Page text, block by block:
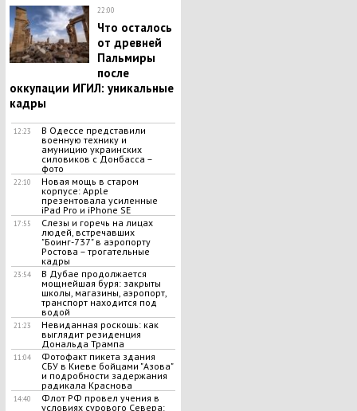
22:00
Что осталось
от древней
Пальмиры
после
оккупации ИГИЛ: уникальные
кадры
12:23
В Одессе представили
военную технику и
амуницию украинских
силовиков с Донбасса –
фото
22:10
Новая мощь в старом
корпусе: Apple
презентовала усиленные
iPad Pro и iPhone SE
17:55
Слезы и горечь на лицах
людей, встречавших
"Боинг-737" в аэропорту
Ростова – трогательные
кадры
23:54
В Дубае продолжается
мощнейшая буря: закрыты
школы, магазины, аэропорт,
транспорт находится под
водой
21:23
Невиданная роскошь: как
выглядит резиденция
Дональда Трампа
11:04
Фотофакт пикета здания
СБУ в Киеве бойцами "Азова"
и подробности задержания
радикала Краснова
14:40
Флот РФ провел учения в
условиях сурового Севера: